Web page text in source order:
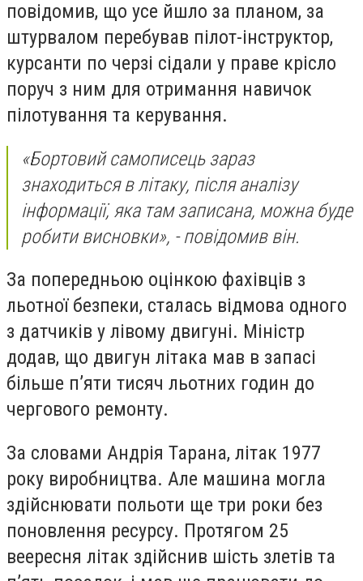
повідомив, що усе йшло за планом, за
штурвалом перебував пілот-інструктор,
курсанти по черзі сідали у праве крісло
поруч з ним для отримання навичок
пілотування та керування.
«Бортовий самописець зараз
знаходиться в літаку, після аналізу
інформації, яка там записана, можна буде
робити висновки», - повідомив він.
За попередньою оцінкою фахівців з
льотної безпеки, сталась відмова одного
з датчиків у лівому двигуні. Міністр
додав, що двигун літака мав в запасі
більше п’яти тисяч льотних годин до
чергового ремонту.
За словами Андрія Тарана, літак 1977
року виробництва. Але машина могла
здійснювати польоти ще три роки без
поновлення ресурсу. Протягом 25
веересня літак здійснив шість злетів та